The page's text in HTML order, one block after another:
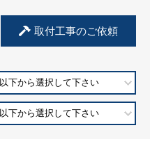
取付工事のご依頼
以下から選択して下さい
以下から選択して下さい